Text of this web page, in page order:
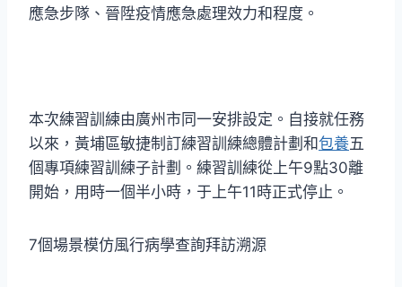
應急步隊、晉陞疫情應急處理效力和程度。
本次練習訓練由廣州市同一安排設定。自接就任務
以來，黃埔區敏捷制訂練習訓練總體計劃和包養五
個專項練習訓練子計劃。練習訓練從上午9點30離
開始，用時一個半小時，于上午11時正式停止。
7個場景模仿風行病學查詢拜訪溯源